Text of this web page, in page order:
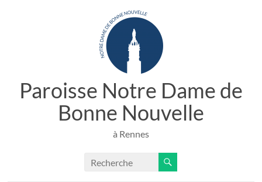
Paroisse Notre Dame de
Bonne Nouvelle
à Rennes